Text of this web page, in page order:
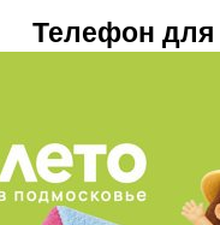
Телефон для